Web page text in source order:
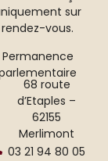
sur
rendez-vous.
Permanence
68 route
d’Etaples –
62155
Merlimont
03 21 94 80 05